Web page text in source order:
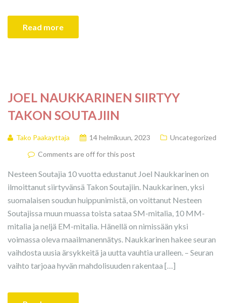
Read more
JOEL NAUKKARINEN SIIRTYY
TAKON SOUTAJIIN
Tako Paakayttaja 14 helmikuun, 2023
Uncategorized
Comments are off for this post
Nesteen Soutajia 10 vuotta edustanut Joel Naukkarinen on
ilmoittanut siirtyvänsä Takon Soutajiin. Naukkarinen, yksi
suomalaisen soudun huippunimistä, on voittanut Nesteen
Soutajissa muun muassa toista sataa SM-mitalia, 10 MM-
mitalia ja neljä EM-mitalia. Hänellä on nimissään yksi
voimassa oleva maailmanennätys. Naukkarinen hakee seuran
vaihdosta uusia ärsykkeitä ja uutta vauhtia uralleen. – Seuran
vaihto tarjoaa hyvän mahdolisuuden rakentaa […]